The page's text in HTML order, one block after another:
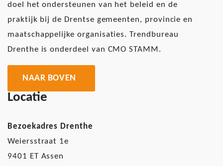
doel het ondersteunen van het beleid en de
praktijk bij de Drentse gemeenten, provincie en
maatschappelijke organisaties. Trendbureau
Drenthe is onderdeel van CMO STAMM.
NAAR BOVEN
Locatie
Bezoekadres Drenthe
Weiersstraat 1e
9401 ET Assen